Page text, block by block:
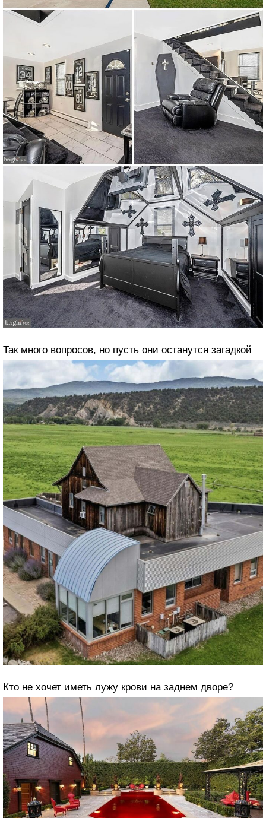
Так много вопросов, но пусть они останутся загадкой
Кто не хочет иметь лужу крови на заднем дворе?